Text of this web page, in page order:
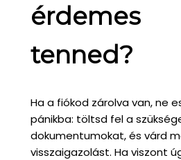
érdemes
tenned?
Ha a fiókod zárolva van, ne
pánikba: töltsd fel a
dokumentumokat, és várd
visszaigazolást. Ha viszont